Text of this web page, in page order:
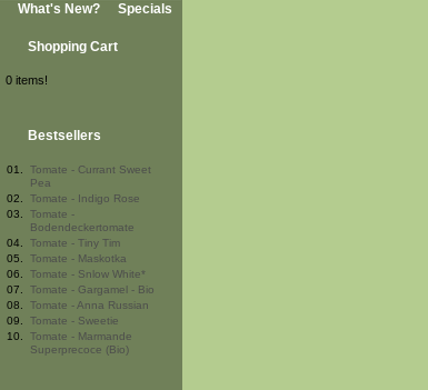
What's New? Specials
Shopping Cart
0 items!
Bestsellers
01.
Tomate - Currant Sweet
Pea
02.
Tomate - Indigo Rose
03.
Tomate -
Bodendeckertomate
04.
Tomate - Tiny Tim
05.
Tomate - Maskotka
06.
Tomate - Snlow White*
07.
Tomate - Gargamel - Bio
08.
Tomate - Anna Russian
09.
Tomate - Sweetie
10.
Tomate - Marmande
Superprecoce (Bio)